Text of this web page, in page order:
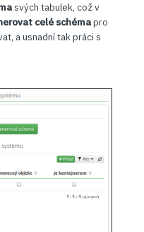
svých tabulek, což v
celé schémapro
a usnadní tak práci s